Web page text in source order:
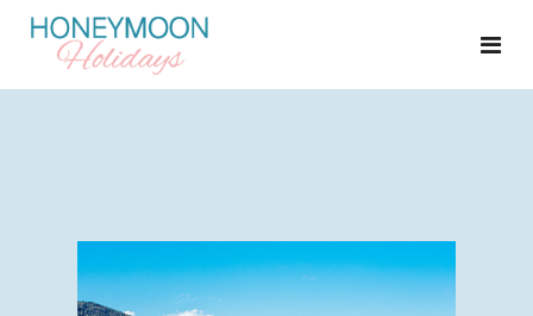
HEIRATEN IM AUSLAND
HOCHZEITSGESCHENK